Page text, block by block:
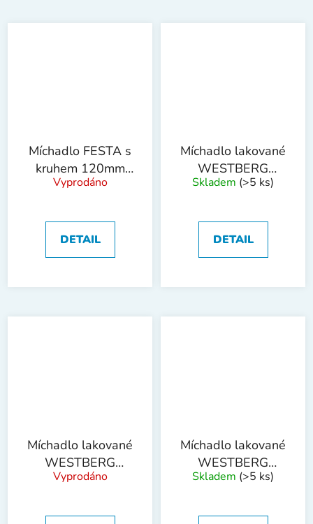
Míchadlo FESTA s
kruhem 120mm
SDS+ ZN
Vyprodáno
DETAIL
Míchadlo lakované
WESTBERG
60x400mm
Skladem (>5 ks)
DETAIL
Míchadlo lakované
WESTBERG
85x400mm
Vyprodáno
Míchadlo lakované
WESTBERG
100x600mm
Skladem (>5 ks)